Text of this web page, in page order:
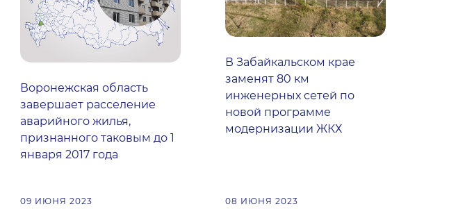
Воронежская область
завершает расселение
аварийного жилья,
признанного таковым до 1
января 2017 года
В Забайкальском крае
заменят 80 км
инженерных сетей по
новой программе
модернизации ЖКХ
09 ИЮНЯ 2023 08 ИЮНЯ 2023